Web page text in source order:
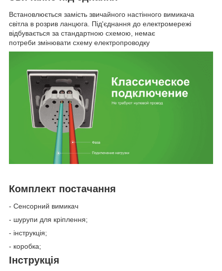
Встановлюється замість звичайного настінного вимикача
світла в розрив ланцюга. Під'єднання до електромережі
відбувається за стандартною схемою, немає
потреби змінювати схему електропроводку
Комплект постачання
- Сенсорний вимикач
- шурупи для кріплення;
- інструкція;
- коробка;
Інструкція